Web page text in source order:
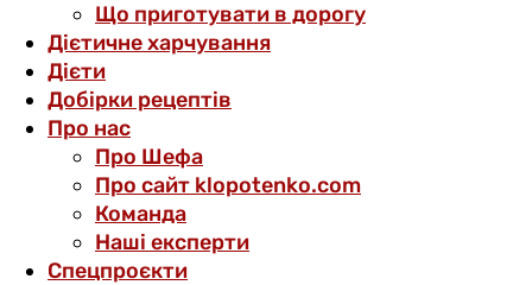
Що приготувати в дорогу
Дієтичне харчування
Дієти
Добірки рецептів
Про нас
Про Шефа
Про сайт klopotenko.com
Команда
Наші експерти
Спецпроєкти